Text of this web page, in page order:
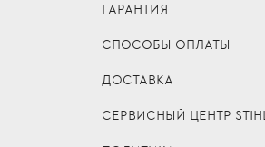
ГАРАНТИЯ
СПОСОБЫ ОПЛАТЫ
ДОСТАВКА
СЕРВИСНЫЙ ЦЕНТР